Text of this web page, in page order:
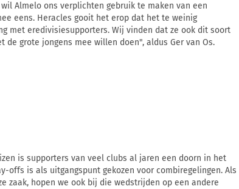
Almelo ons verplichten gebruik te maken van een
eens. Heracles gooit het erop dat het te weinig
met eredivisiesupporters. Wij vinden dat ze ook dit soort
de grote jongens mee willen doen", aldus Ger van Os.
is supporters van veel clubs al jaren een doorn in het
offs is als uitgangspunt gekozen voor combiregelingen. Als
zaak, hopen we ook bij die wedstrijden op een andere